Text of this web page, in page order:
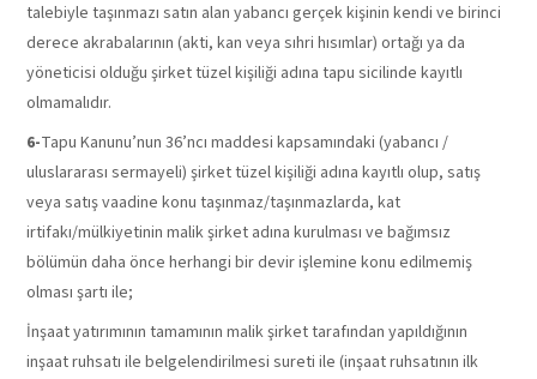
talebiyle taşınmazı satın alan yabancı gerçek kişinin kendi ve birinci
derece akrabalarının (akti, kan veya sıhri hısımlar) ortağı ya da
yöneticisi olduğu şirket tüzel kişiliği adına tapu sicilinde kayıtlı
olmamalıdır.
6-Tapu Kanunu’nun 36’ncı maddesi kapsamındaki (yabancı /
uluslararası sermayeli) şirket tüzel kişiliği adına kayıtlı olup, satış
veya satış vaadine konu taşınmaz/taşınmazlarda, kat
irtifakı/mülkiyetinin malik şirket adına kurulması ve bağımsız
bölümün daha önce herhangi bir devir işlemine konu edilmemiş
olması şartı ile;
İnşaat yatırımının tamamının malik şirket tarafından yapıldığının
inşaat ruhsatı ile belgelendirilmesi sureti ile (inşaat ruhsatının ilk